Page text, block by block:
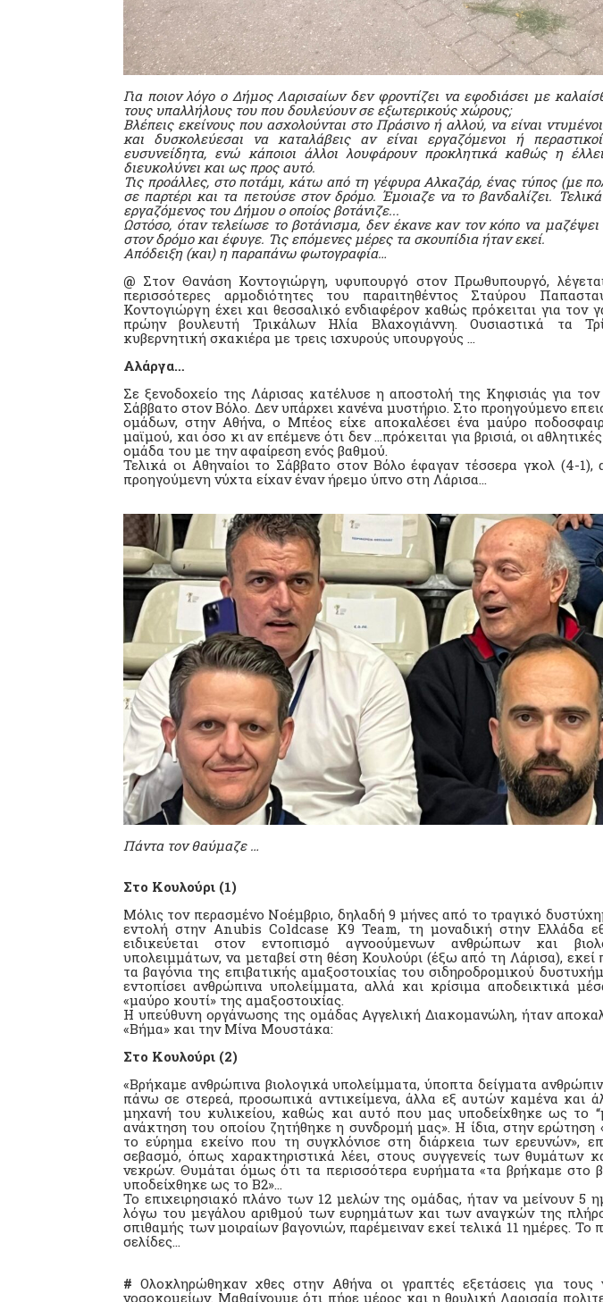
Για ποιον λόγο ο Δήμος Λαρισαίων δεν φροντίζει να εφοδιάσει με
τους υπαλλήλους του που δουλεύουν σε εξωτερικούς χώρους;
Βλέπεις εκείνους που ασχολούνται στο Πράσινο ή αλλού, να είναι
και δυσκολεύεσαι να καταλάβεις αν είναι εργαζόμενοι ή
ευσυνείδητα, ενώ κάποιοι άλλοι λουφάρουν προκλητικά καθώς η
διευκολύνει και ως προς αυτό.
Τις προάλλες, στο ποτάμι, κάτω από τη γέφυρα Αλκαζάρ, ένας τύπος (με
σε παρτέρι και τα πετούσε στον δρόμο. Έμοιαζε να το βανδαλίζει.
εργαζόμενος του Δήμου ο οποίος βοτάνιζε...
Ωστόσο, όταν τελείωσε το βοτάνισμα, δεν έκανε καν τον κόπο να
στον δρόμο και έφυγε. Τις επόμενες μέρες τα σκουπίδια ήταν εκεί.
Απόδειξη (και) η παραπάνω φωτογραφία…
@ Στον Θανάση Κοντογιώργη, υφυπουργό στον Πρωθυπουργό,
περισσότερες αρμοδιότητες του παραιτηθέντος Σταύρου
Κοντογιώργη έχει και θεσσαλικό ενδιαφέρον καθώς πρόκειται για τον
πρώην βουλευτή Τρικάλων Ηλία Βλαχογιάννη. Ουσιαστικά τα
κυβερνητική σκακιέρα με τρεις ισχυρούς υπουργούς …
Αλάργα…
Σε ξενοδοχείο της Λάρισας κατέλυσε η αποστολή της Κηφισιάς για
Σάββατο στον Βόλο. Δεν υπάρχει κανένα μυστήριο. Στο προηγούμενο
ομάδων, στην Αθήνα, ο Μπέος είχε αποκαλέσει ένα μαύρο
μαϊμού, και όσο κι αν επέμενε ότι δεν …πρόκειται για βρισιά, οι
ομάδα του με την αφαίρεση ενός βαθμού.
Τελικά οι Αθηναίοι το Σάββατο στον Βόλο έφαγαν τέσσερα γκολ (4-1),
προηγούμενη νύχτα είχαν έναν ήρεμο ύπνο στη Λάρισα…
Πάντα τον θαύμαζε …
Στο Κουλούρι (1)
Μόλις τον περασμένο Νοέμβριο, δηλαδή 9 μήνες από το τραγικό
εντολή στην Αnubis Coldcase K9 Team, τη μοναδική στην Ελλάδα
ειδικεύεται στον εντοπισμό αγνοούμενων ανθρώπων και
υπολειμμάτων, να μεταβεί στη θέση Κουλούρι (έξω από τη Λάρισα), εκεί
τα βαγόνια της επιβατικής αμαξοστοιχίας του σιδηροδρομικού
εντοπίσει ανθρώπινα υπολείμματα, αλλά και κρίσιμα αποδεικτικά
«μαύρο κουτί» της αμαξοστοιχίας.
Η υπεύθυνη οργάνωσης της ομάδας Αγγελική Διακομανώλη, ήταν
«Βήμα» και την Μίνα Μουστάκα:
Στο Κουλούρι (2)
«Βρήκαμε ανθρώπινα βιολογικά υπολείμματα, ύποπτα δείγματα
πάνω σε στερεά, προσωπικά αντικείμενα, άλλα εξ αυτών καμένα και
μηχανή του κυλικείου, καθώς και αυτό που μας υποδείχθηκε ως το
ανάκτηση του οποίου ζητήθηκε η συνδρομή μας». Η ίδια, στην ερώτηση
το εύρημα εκείνο που τη συγκλόνισε στη διάρκεια των ερευνών»,
σεβασμό, όπως χαρακτηριστικά λέει, στους συγγενείς των θυμάτων
νεκρών. Θυμάται όμως ότι τα περισσότερα ευρήματα «τα βρήκαμε στο
υποδείχθηκε ως το Β2»...
Το επιχειρησιακό πλάνο των 12 μελών της ομάδας, ήταν να μείνουν 5
λόγω του μεγάλου αριθμού των ευρημάτων και των αναγκών της
σπιθαμής των μοιραίων βαγονιών, παρέμειναν εκεί τελικά 11 ημέρες. Το
σελίδες…
# Ολοκληρώθηκαν χθες στην Αθήνα οι γραπτές εξετάσεις για τους
νοσοκομείων. Μαθαίνουμε ότι πήρε μέρος και η θρυλική Λαρισαία